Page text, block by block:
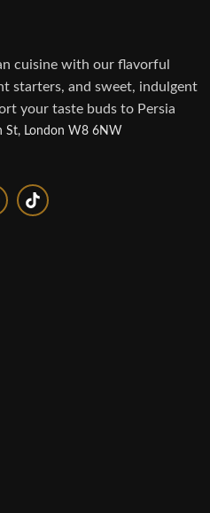
cuisine with our flavorful
starters, and sweet, indulgent
your taste buds to Persia
St, London W8 6NW